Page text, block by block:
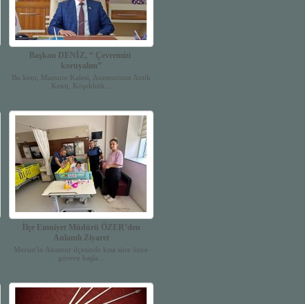
Başkan DENİZ, “ Çevremizi
koruyalım”
Bu kent, Mamure Kalesi, Anemurium Antik
Kenti, Köşekbük...
İlçe Emniyet Müdürü ÖZER’den
Anlamlı Ziyaret
Mersin'in Anamur ilçesinde kısa süre önce
göreve başla...